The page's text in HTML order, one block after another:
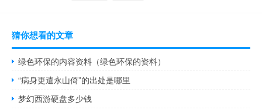
猜你想看的文章
绿色环保的内容资料（绿色环保的资料）
“病身更遣永山倚”的出处是哪里
梦幻西游硬盘多少钱